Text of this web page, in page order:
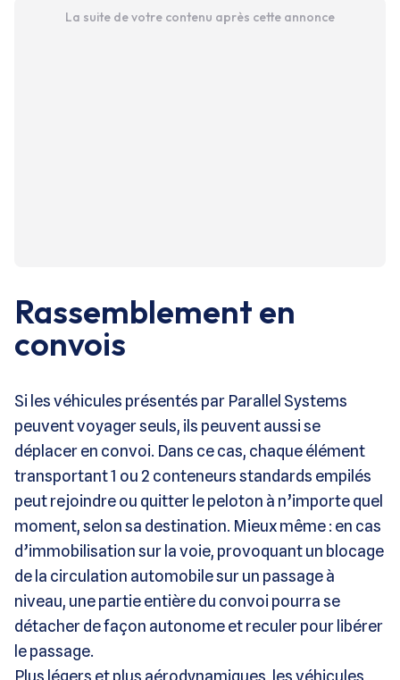
La suite de votre contenu après cette annonce
Rassemblement en
convois
Si les véhicules présentés par Parallel Systems
peuvent voyager seuls, ils peuvent aussi se
déplacer en convoi. Dans ce cas, chaque élément
transportant 1 ou 2 conteneurs standards empilés
peut rejoindre ou quitter le peloton à n’importe quel
moment, selon sa destination. Mieux même : en cas
d’immobilisation sur la voie, provoquant un blocage
de la circulation automobile sur un passage à
niveau, une partie entière du convoi pourra se
détacher de façon autonome et reculer pour libérer
le passage.
Plus légers et plus aérodynamiques, les véhicules